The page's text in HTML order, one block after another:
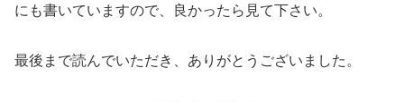
にも書いていますので、良かったら見て下さい。
最後まで読んでいただき、ありがとうございました。